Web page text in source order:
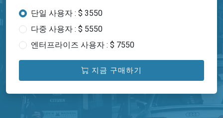
단일 사용자 : $ 3550
다중 사용자 : $ 5550
엔터프라이즈 사용자 : $ 7550
지금 구매하기